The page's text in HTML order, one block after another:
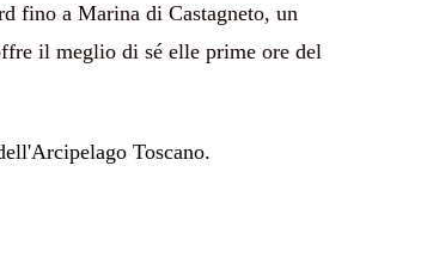
fino a Marina di Castagneto, un
il meglio di sé elle prime ore del
Toscano.